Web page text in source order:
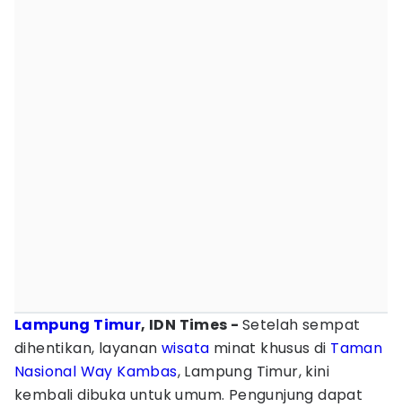
Lampung Timur, IDN Times - Setelah sempat
dihentikan, layanan wisata minat khusus di Taman
Nasional Way Kambas, Lampung Timur, kini
kembali dibuka untuk umum. Pengunjung dapat